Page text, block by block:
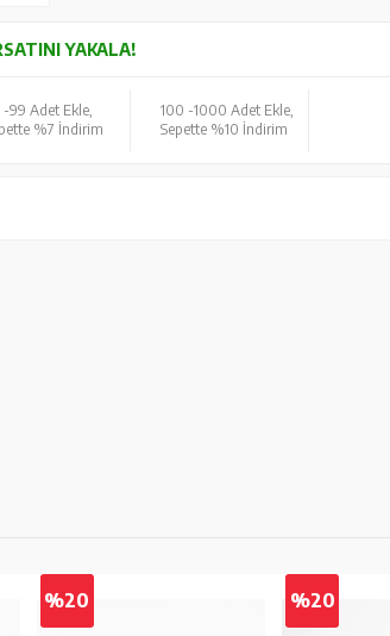
YAKALA!
-99 Adet Ekle,
%7 İndirim
100 -1000 Adet Ekle,
Sepette %10 İndirim
%20 %20